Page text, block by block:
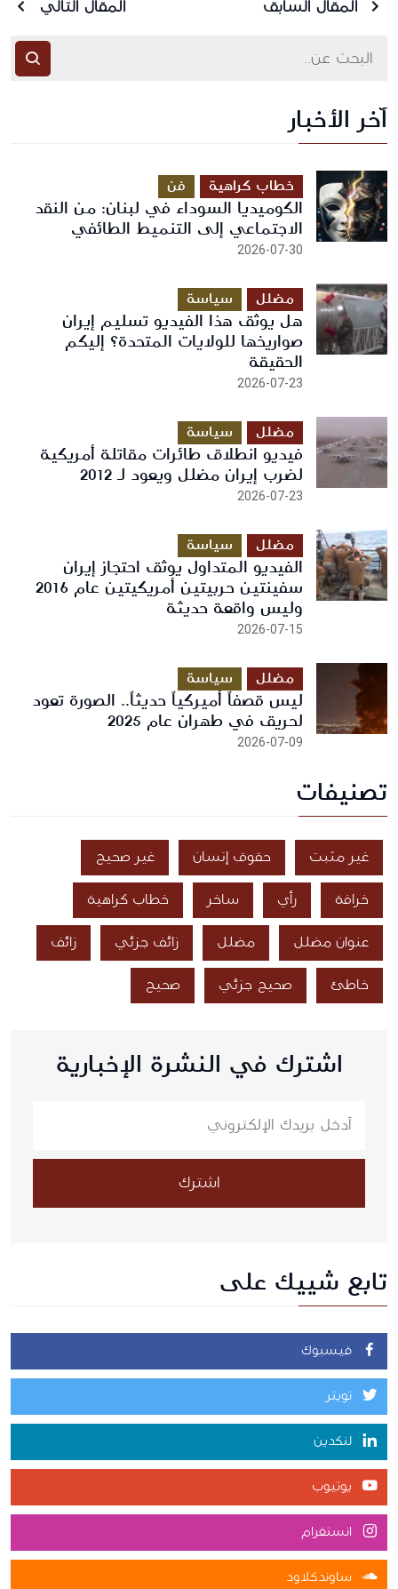
المقال السابق المقال التالي
آخر الأخبار
خطاب كراهية فن
الكوميديا السوداء في لبنان: من النقد
الاجتماعي إلى التنميط الطائفي
2026-07-30
مضلل سياسة
هل يوثق هذا الفيديو تسليم إيران
صواريخها للولايات المتحدة؟ إليكم
الحقيقة
2026-07-23
مضلل سياسة
فيديو انطلاق طائرات مقاتلة أمريكية
لضرب إيران مضلل ويعود لـ 2012
2026-07-23
مضلل سياسة
الفيديو المتداول يوثق احتجاز إيران
سفينتين حربيتين أمريكيتين عام 2016
وليس واقعة حديثة
2026-07-15
مضلل سياسة
ليس قصفاً أميركياً حديثاً.. الصورة تعود
لحريق في طهران عام 2025
2026-07-09
تصنيفات
غير مثبت حقوق إنسان غير صحيح
خرافة رأي ساخر خطاب كراهية
عنوان مضلل مضلل زائف جزئي زائف
خاطئ صحيح جزئي صحيح
اشترك في النشرة الإخبارية
اشترك
تابع شييك على
فيسبوك
تويتر
لنكدين
يوتيوب
انستغرام
ساوندكلاود